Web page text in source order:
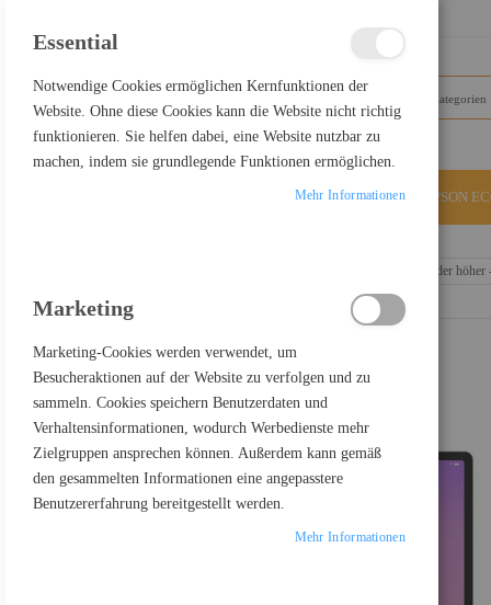
EPSON
Lenovo Idea Tab Pro ZAE5 - Tablet - Android 14 oder
Essential
Notwendige Cookies ermöglichen Kernfunktionen der
Website. Ohne diese Cookies kann die Website nicht richtig
funktionieren. Sie helfen dabei, eine Website nutzbar zu
machen, indem sie grundlegende Funktionen ermöglichen.
Mehr Informationen
Marketing
Marketing-Cookies werden verwendet, um
Besucheraktionen auf der Website zu verfolgen und zu
sammeln. Cookies speichern Benutzerdaten und
Verhaltensinformationen, wodurch Werbedienste mehr
Zielgruppen ansprechen können. Außerdem kann gemäß
den gesammelten Informationen eine angepasstere
Benutzererfahrung bereitgestellt werden.
Mehr Informationen